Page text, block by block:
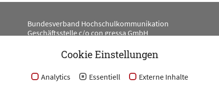
Bundesverband Hochschulkommunikation
Geschäftsstelle c/o con gressa GmbH
10179 BerlinCookie Einstellungen
Analytics Essentiell Externe Inhalte